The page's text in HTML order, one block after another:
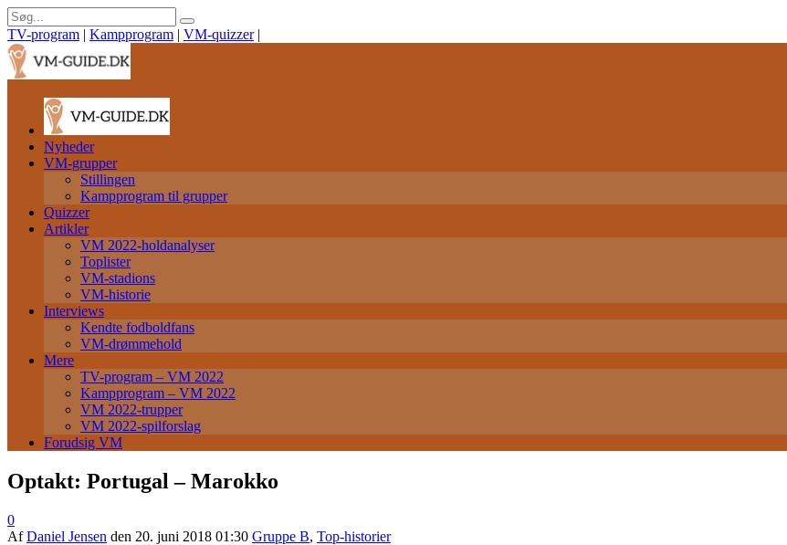
TV-program | Kampprogram | VM-quizzer |
Nyheder
VM-grupper
Stillingen
Kampprogram til grupper
Quizzer
Artikler
VM 2022-holdanalyser
Toplister
VM-stadions
VM-historie
Interviews
Kendte fodboldfans
VM-drømmehold
Mere
TV-program – VM 2022
Kampprogram – VM 2022
VM 2022-trupper
VM 2022-spilforslag
Forudsig VM
Optakt: Portugal – Marokko
0
AfDaniel Jensen den 20. juni 2018 01:30 Gruppe B, Top-historier